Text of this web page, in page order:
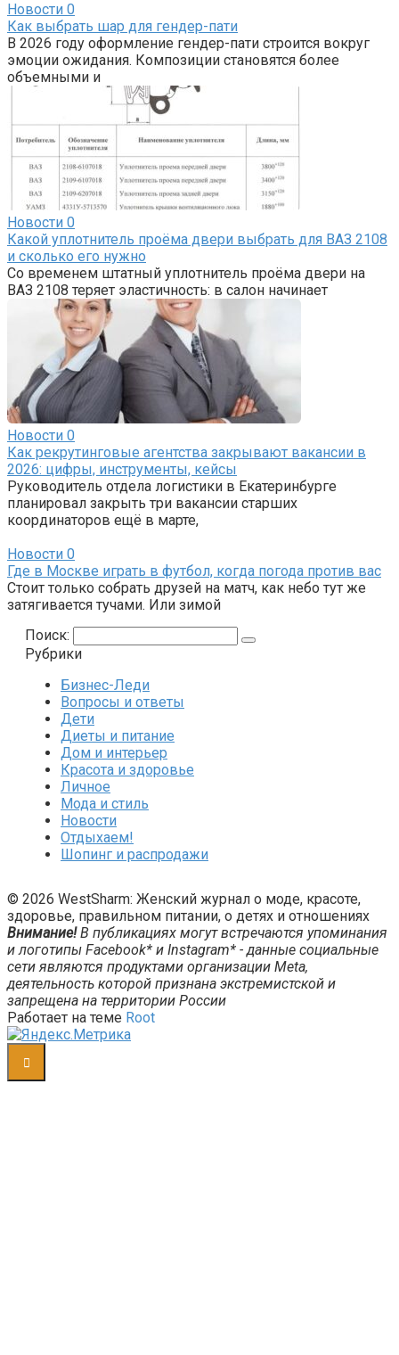
Новости 0
Как выбрать шар для гендер-пати
В 2026 году оформление гендер-пати строится вокруг
эмоции ожидания. Композиции становятся более
объемными и
Новости 0
Какой уплотнитель проёма двери выбрать для ВАЗ 2108
и сколько его нужно
Со временем штатный уплотнитель проёма двери на
ВАЗ 2108 теряет эластичность: в салон начинает
Новости 0
Как рекрутинговые агентства закрывают вакансии в
2026: цифры, инструменты, кейсы
Руководитель отдела логистики в Екатеринбурге
планировал закрыть три вакансии старших
координаторов ещё в марте,
Новости 0
Где в Москве играть в футбол, когда погода против вас
Стоит только собрать друзей на матч, как небо тут же
затягивается тучами. Или зимой
Поиск:
Рубрики
Бизнес-Леди
Вопросы и ответы
Дети
Диеты и питание
Дом и интерьер
Красота и здоровье
Личное
Мода и стиль
Новости
Отдыхаем!
Шопинг и распродажи
© 2026 WestSharm: Женский журнал о моде, красоте,
здоровье, правильном питании, о детях и отношениях
Внимание!В публикациях могут встречаются упоминания
и логотипы Facebook* и Instagram* - данные социальные
сети являются продуктами организации Meta,
деятельность которой признана экстремистской и
запрещена на территории России
Работает на теме Root